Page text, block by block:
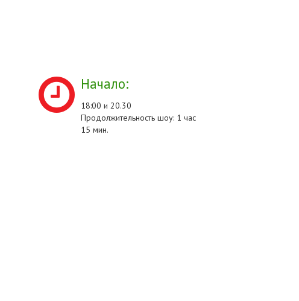
Начало:
18:00 и 20.30
Продолжительность шоу: 1 час
15 мин.